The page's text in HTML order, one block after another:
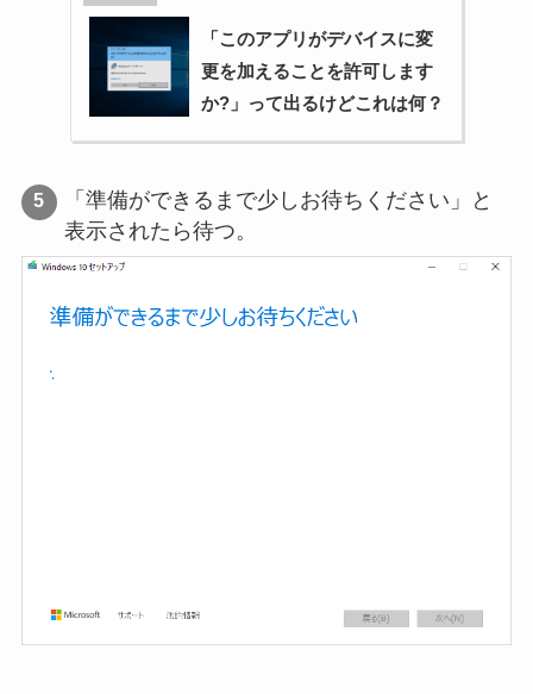
「このアプリがデバイスに変
更を加えることを許可します
か?」って出るけどこれは何？
「準備ができるまで少しお待ちください」と
表示されたら待つ。